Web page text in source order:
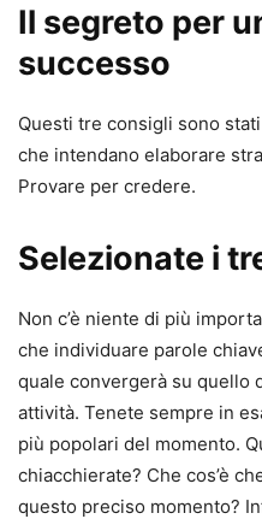
Il segreto per
successo
Questi tre consigli sono
che intendano elaborare
Provare per credere.
Selezionate i
Non c’è niente di più
che individuare parole
quale convergerà su quello
attività. Tenete sempre in
più popolari del momento.
chiacchierate? Che cos’è
questo preciso momento?